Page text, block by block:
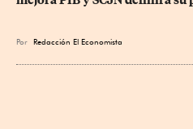
Por Redacción El Economista